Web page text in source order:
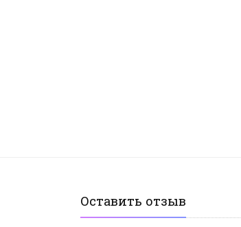
Оставить отзыв